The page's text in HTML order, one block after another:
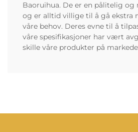
Baoruihua. De er en pålitelig og
og er alltid villige til å gå ekstra
våre behov. Deres evne til å
våre spesifikasjoner har vært
skille våre produkter på